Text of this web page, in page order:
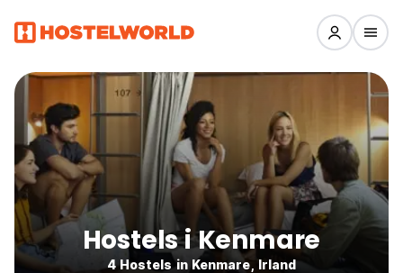
Hostels i Kenmare
4 Hostels in Kenmare, Irland